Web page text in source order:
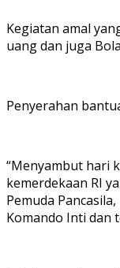
Kegiatan amal
uang dan juga
Penyerahan
“Menyambut hari
kemerdekaan RI
Pemuda
Komando Inti dan